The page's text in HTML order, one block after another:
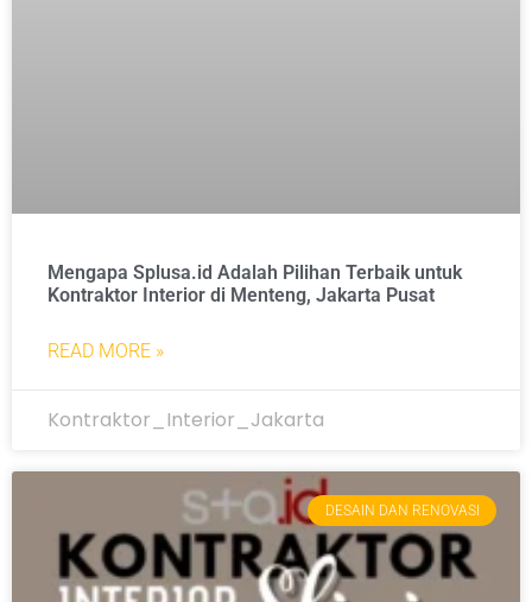
Mengapa Splusa.id Adalah Pilihan Terbaik untuk
Kontraktor Interior di Menteng, Jakarta Pusat
READ MORE »
Kontraktor_Interior_Jakarta
DESAIN DAN RENOVASI